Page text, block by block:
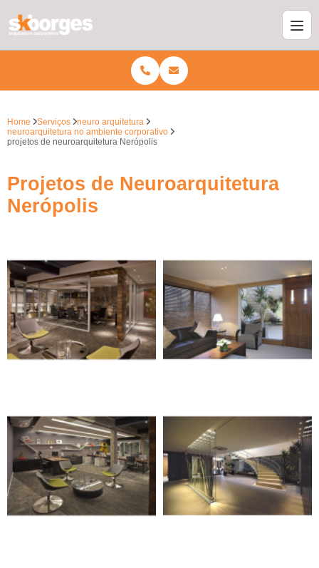
Home Serviços
neuro arquitetura
neuroarquitetura no ambiente corporativo
projetos de neuroarquitetura Nerópolis
Projetos de Neuroarquitetura
Nerópolis